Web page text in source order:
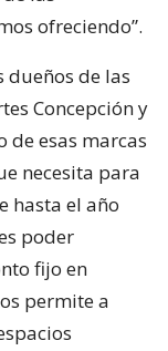
ofreciendo”.
dueños de las
Concepción y
de esas marcas
necesita para
hasta el año
poder
fijo en
permite a